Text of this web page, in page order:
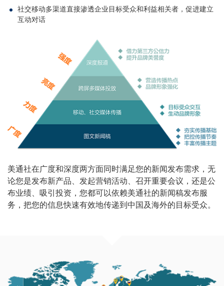
社交移动多渠道直接渗透企业目标受众和利益相关者，促进建立
互动对话
美通社在广度和深度两方面同时满足您的新闻发布需求，无
论您是发布新产品、发起营销活动、召开重要会议，还是公
布业绩、吸引投资，您都可以依赖美通社的新闻稿发布服
务，把您的信息快速有效地传递到中国及海外的目标受众。